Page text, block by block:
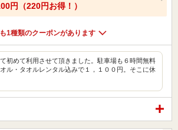
円（220円お得！）
1種類のクーポンがあります
初めて利用させて頂きました。駐車場も６時間無料
ル・タオルレンタル込みで１，１００円。そこに休